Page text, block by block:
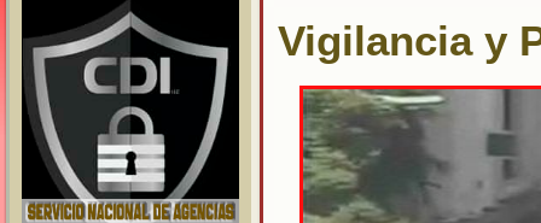
Vigilancia y